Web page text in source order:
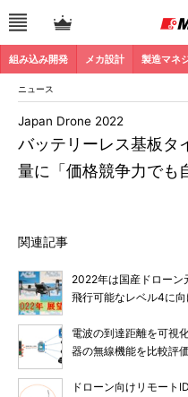
組み込み開発 メカ設計 製造マネ
ニュース
バッテリーレス基板タ
量に「価格競争力でも
Japan Drone 2022
関連記事
2022年は国産ドローン
飛行可能なレベル4に
電波の到達距離を可視
器の無線機能を比較評価
ドローン向けリモート